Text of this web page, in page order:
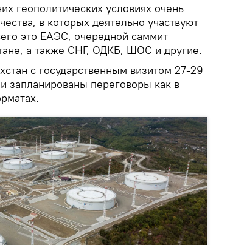
геополитических условиях очень
в которых деятельно участвуют
это ЕАЭС, очередной саммит
а также СНГ, ОДКБ, ШОС и другие.
с государственным визитом 27-29
запланированы переговоры как в